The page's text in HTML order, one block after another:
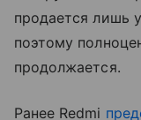
продается лишь
поэтому
продолжается.
Ранее Redmi